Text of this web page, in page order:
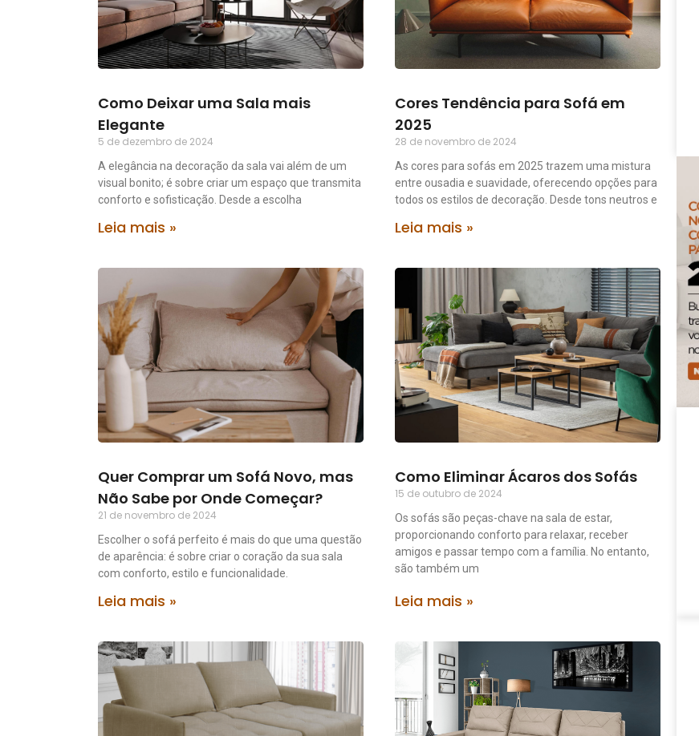
Como Deixar uma Sala mais
Elegante
5 de dezembro de 2024
A elegância na decoração da sala vai além de um
visual bonito; é sobre criar um espaço que transmita
conforto e sofisticação. Desde a escolha
Leia mais »
Cores Tendência para Sofá em
2025
28 de novembro de 2024
As cores para sofás em 2025 trazem uma mistura
entre ousadia e suavidade, oferecendo opções para
todos os estilos de decoração. Desde tons neutros e
Leia mais »
Quer Comprar um Sofá Novo, mas
Não Sabe por Onde Começar?
21 de novembro de 2024
Escolher o sofá perfeito é mais do que uma questão
de aparência: é sobre criar o coração da sua sala
com conforto, estilo e funcionalidade.
Leia mais »
Como Eliminar Ácaros dos Sofás
15 de outubro de 2024
Os sofás são peças-chave na sala de estar,
proporcionando conforto para relaxar, receber
amigos e passar tempo com a família. No entanto,
são também um
Leia mais »